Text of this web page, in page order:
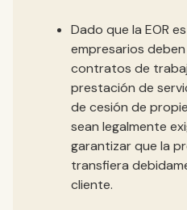
Dado que la EOR
empresarios
contratos de
prestación de
de cesión de
sean legalmente
garantizar que la
transfiera
cliente.